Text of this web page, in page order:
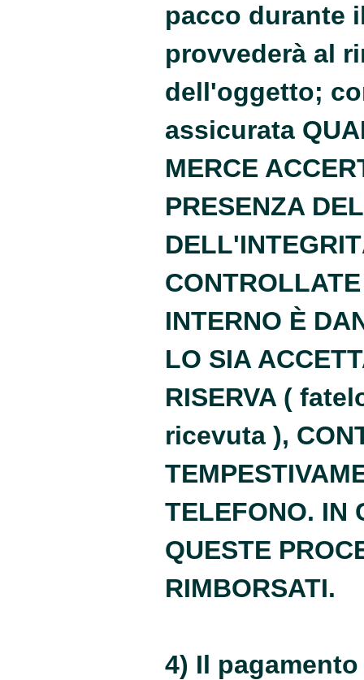
pacco durante
provvederà al
dell'oggetto;
assicurata
MERCE
PRESENZA
INTERNO È
LO SIA
RISERVA (
ricevuta ),
TELEFONO. IN
QUESTE
RIMBORSATI.
4) Il